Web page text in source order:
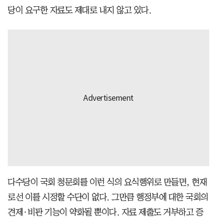
당이 요구한 자료도 제대로 내지 않고 있다.
다수당이 국회 청문회를 이런 식의 요식행위로 만들면, 현재
로선 이를 시정할 수단이 없다. 그만큼 행정부에 대한 국회의
견제·비판 기능이 약화될 뿐이다. 자료 제출도 거부하고 증